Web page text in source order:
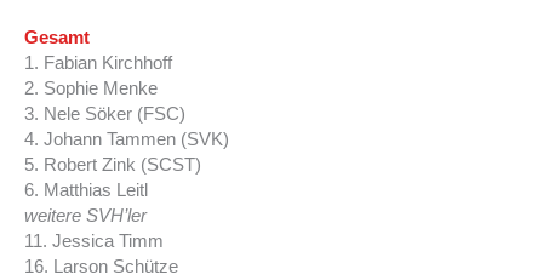
Gesamt
1. Fabian Kirchhoff
2. Sophie Menke
3. Nele Söker (FSC)
4. Johann Tammen (SVK)
5. Robert Zink (SCST)
6. Matthias Leitl
weitere SVH’ler
11. Jessica Timm
16. Larson Schütze